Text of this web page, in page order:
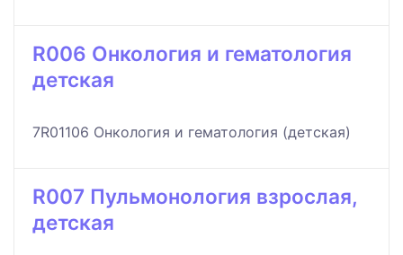
R006 Онкология и гематология
детская
7R01106 Онкология и гематология (детская)
R007 Пульмонология взрослая,
детская